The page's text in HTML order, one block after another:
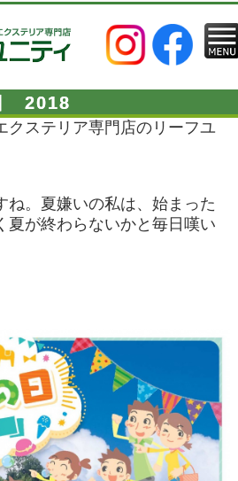
2018
クステリア専門店のリーフユ
ね。夏嫌いの私は、始まった
夏が終わらないかと毎日嘆い